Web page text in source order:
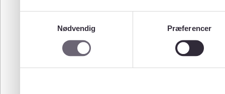
Nødvendig
Præferencer